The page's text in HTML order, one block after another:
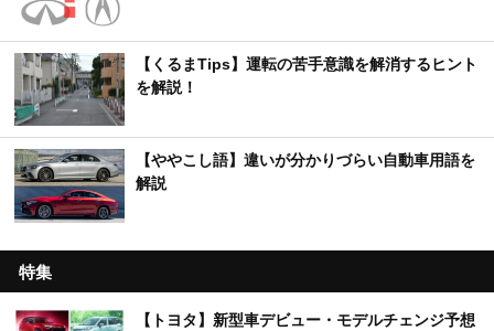
【くるまTips】運転の苦手意識を解消するヒント
を解説！
【ややこし語】違いが分かりづらい自動車用語を
解説
特集
【トヨタ】新型車デビュー・モデルチェンジ予想